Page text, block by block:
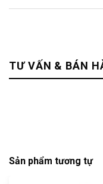
TƯ VẤN & BÁN
Sản phẩm tương tự